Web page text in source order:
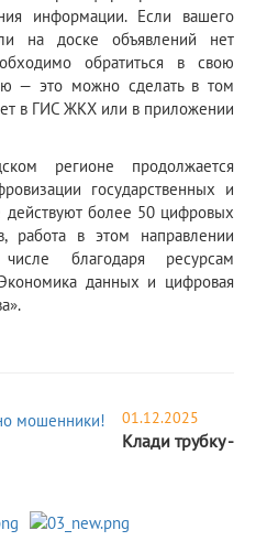
информации. Если вашего
на доске объявлений нет
обратиться в свою
— это можно сделать в том
в ГИС ЖКХ или в приложении
регионе продолжается
государственных и
действуют более 50 цифровых
работа в этом направлении
благодаря ресурсам
данных и цифровая
01.12.2025
Клади трубку -